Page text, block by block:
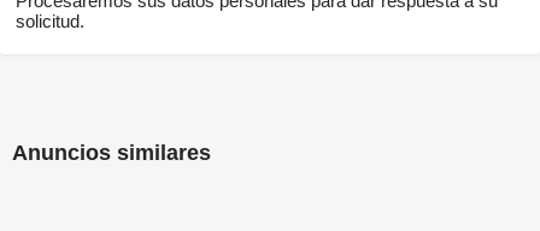
solicitud.
Anuncios similares